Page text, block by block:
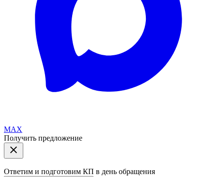
MAX
Получить предложение
Ответим и подготовим КП в день обращения